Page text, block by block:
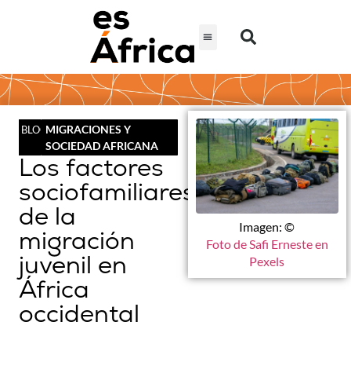
BLOGMIGRACIONES Y
SOCIEDAD AFRICANA
Los factores
sociofamiliares
de la
migración
juvenil en
África
occidental
Imagen: ©
Foto de Safi Erneste en
Pexels